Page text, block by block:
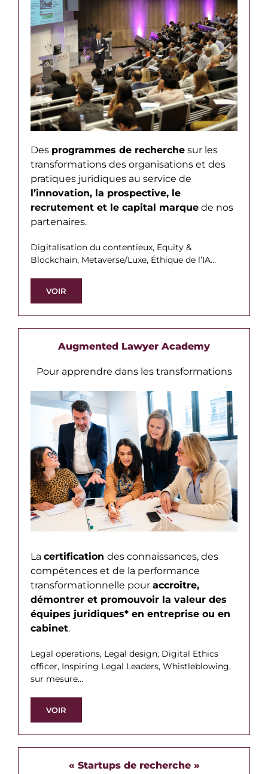
Des programmes de recherchesur les
transformations des organisations et des
pratiques juridiques au service de
l’innovation, la prospective, le
recrutement et le capital marquede nos
partenaires.
Digitalisation du contentieux, Equity &
Blockchain, Metaverse/Luxe, Éthique de l’IA…
VOIR
Augmented Lawyer Academy
Pour apprendre dans les transformations
La certification des connaissances, des
compétences et de la performance
transformationnelle pour accroitre,
démontrer et promouvoir la valeur des
équipes juridiques* en entreprise ou en
cabinet.
Legal operations, Legal design, Digital Ethics
officer, Inspiring Legal Leaders, Whistleblowing,
sur mesure…
VOIR
« Startups de recherche »